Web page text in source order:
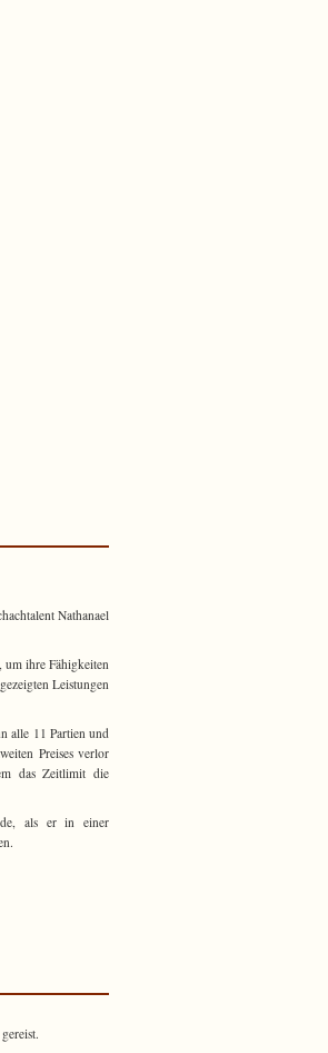
Nathanael
um ihre Fähigkeiten
Leistungen
alle 11 Partien und
Preises verlor
das Zeitlimit die
als er in einer